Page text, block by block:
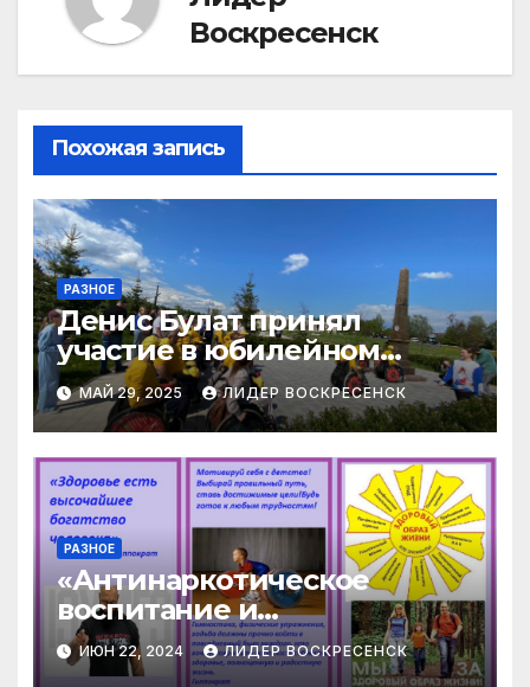
Воскресенск
Похожая запись
РАЗНОЕ
Денис Булат принял
участие в юбилейном
автопробеге «Дорогами
Победы»
МАЙ 29, 2025 ЛИДЕР ВОСКРЕСЕНСК
РАЗНОЕ
«Антинаркотическое
воспитание и
профилактика
наркомании»
ИЮН 22, 2024 ЛИДЕР ВОСКРЕСЕНСК